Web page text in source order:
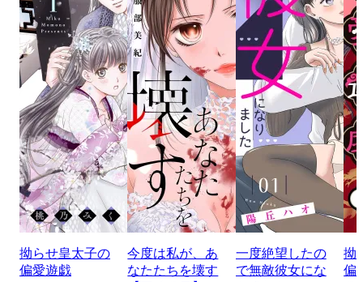
拗らせ皇太子の
偏愛遊戯
今度は私が、あ
なたたちを壊す
一度絶望したの
で無敵彼女にな
拗
偏